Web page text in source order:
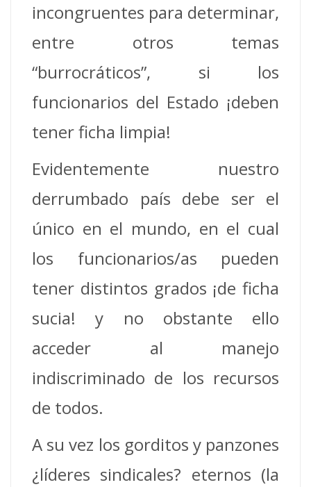
incongruentes para determinar,
entre otros temas
“burrocráticos”, si los
funcionarios del Estado ¡deben
tener ficha limpia!
Evidentemente nuestro
derrumbado país debe ser el
único en el mundo, en el cual
los funcionarios/as pueden
tener distintos grados ¡de ficha
sucia! y no obstante ello
acceder al manejo
indiscriminado de los recursos
de todos.
A su vez los gorditos y panzones
¿líderes sindicales? eternos (la